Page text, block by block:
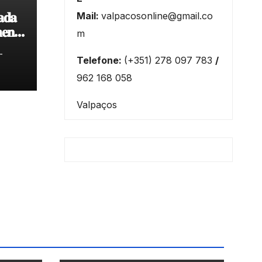
Mail: valpacosonline@gmail.co
m
Telefone: (+351) 278 097 783 /
962 168 058
Valpaços